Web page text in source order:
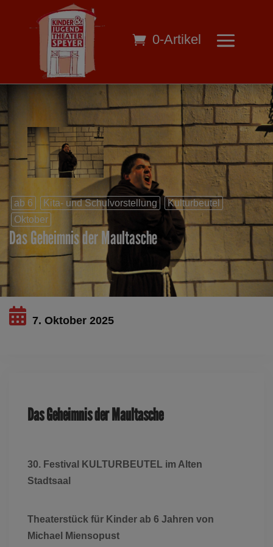
0-Artikel
ab 6 Kita- und Schulvorstellung
Kulturbeutel
Oktober
Das Geheimnis der Maultasche
7. Oktober 2025
Das Geheimnis der Maultasche
30. Festival KULTURBEUTEL im Alten
Stadtsaal
Theaterstück für Kinder ab 6 Jahren von
Michael Miensopust